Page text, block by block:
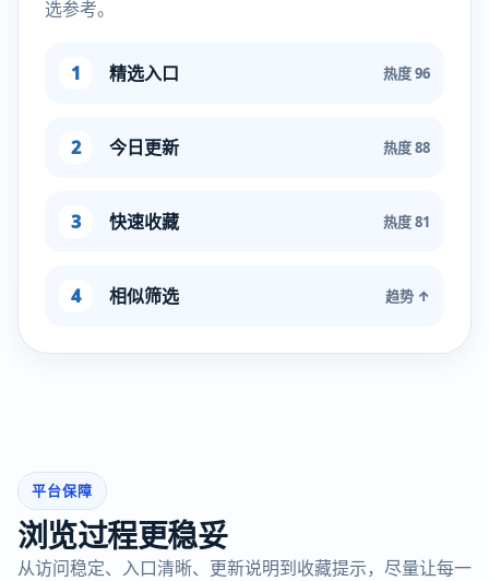
选参考。
1 精选入口 热度 96
2 今日更新 热度 88
3 快速收藏 热度 81
4 相似筛选 趋势 ↑
平台保障
浏览过程更稳妥
从访问稳定、入口清晰、更新说明到收藏提示，尽量让每一